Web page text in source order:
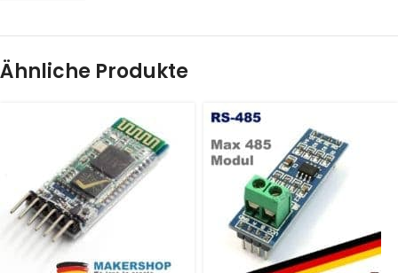
Ähnliche Produkte